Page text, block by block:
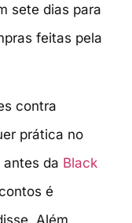
sete dias para
feitas pela
contra
prática no
da Black
é